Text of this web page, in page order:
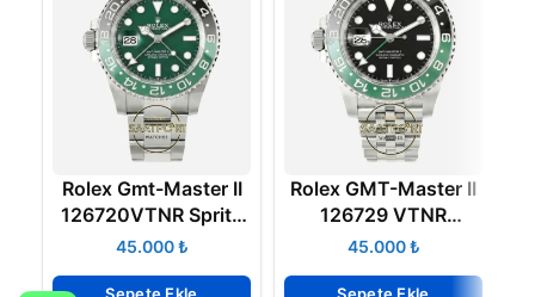
Rolex Gmt-Master II
126720VTNR Sprite
DD3285 Vsf Factory
₺
Rolex GMT-Master II
126729 VTNR
DD3285 VSF factory
₺